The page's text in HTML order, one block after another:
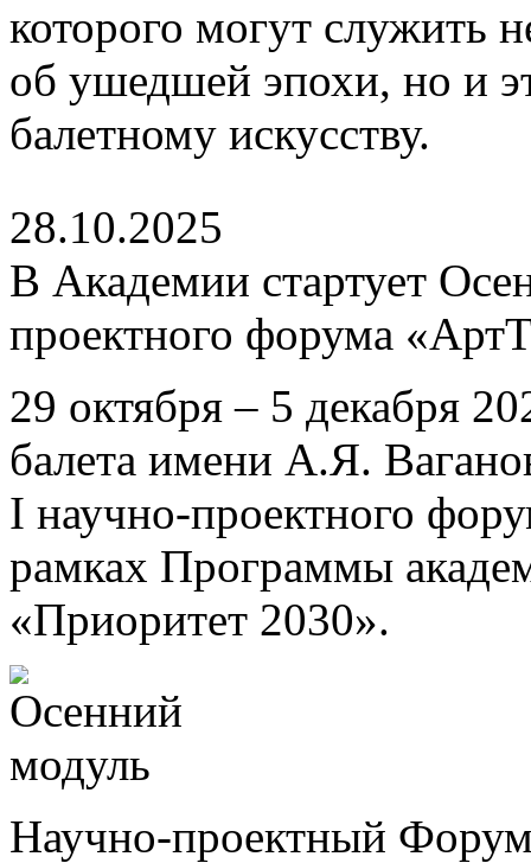
которого могут служить
об ушедшей эпохи, но и
балетному искусству.
28.10.2025
В Академии стартует
проектного форума
29 октября – 5 декабря
балета имени А.Я.
I научно-проектного
рамках Программы
«Приоритет 2030».
Научно-проектный